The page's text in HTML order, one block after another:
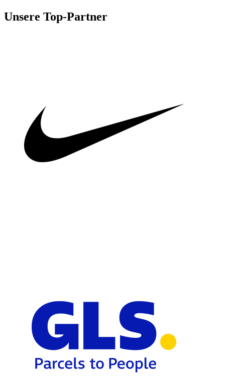
Unsere Top-Partner